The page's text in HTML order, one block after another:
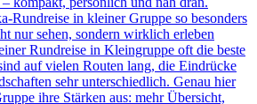
Rundreise in kleiner Gruppe so besonders
nur sehen, sondern wirklich erleben
Rundreise in Kleingruppe oft die beste
auf vielen Routen lang, die Eindrücke
sehr unterschiedlich. Genau hier
ihre Stärken aus: mehr Übersicht,